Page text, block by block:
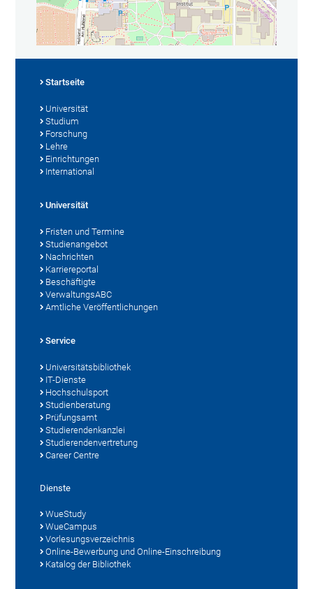
Startseite
Universität
Studium
Forschung
Lehre
Einrichtungen
International
Universität
Fristen und Termine
Studienangebot
Nachrichten
Karriereportal
Beschäftigte
VerwaltungsABC
Amtliche Veröffentlichungen
Service
Universitätsbibliothek
IT-Dienste
Hochschulsport
Studienberatung
Prüfungsamt
Studierendenkanzlei
Studierendenvertretung
Career Centre
Dienste
WueStudy
WueCampus
Vorlesungsverzeichnis
Online-Bewerbung und Online-Einschreibung
Katalog der Bibliothek